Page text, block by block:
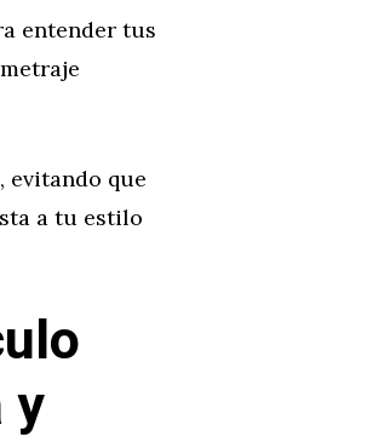
entender tus
evitando que
a tu estilo
y